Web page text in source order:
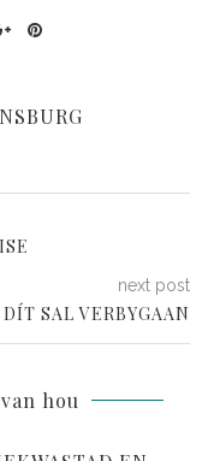
next post
SAL VERBYGAAN
hou